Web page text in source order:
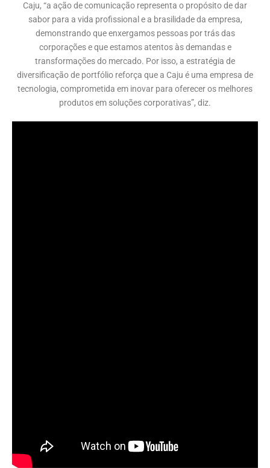
Caju, “a ação de comunicação representa o propósito de dar
sabor para a vida profissional e a brasilidade da empresa,
demonstrando que enxergamos pessoas por trás das
corporações e que estamos atentos às demandas e
transformações do mercado. Por isso, a estratégia de
diversificação de portfólio reforça que a Caju é uma empresa de
tecnologia, comprometida em inovar para oferecer os melhores
produtos em soluções corporativas”, diz.